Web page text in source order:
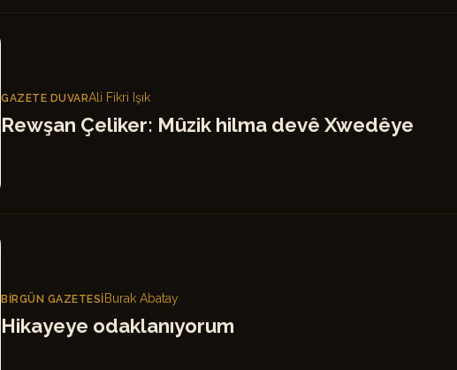
GAZETE DUVARAli Fikri Işık
Rewşan Çeliker: Mûzik hilma devê Xwedêye
BIRGÜN GAZETESI Burak Abatay
Hikayeye odaklanıyorum